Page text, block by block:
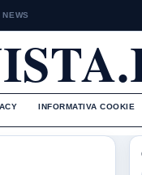
INFORMATIVA COOKIE